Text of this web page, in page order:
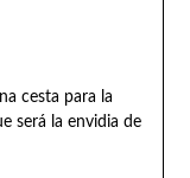
cesta para la
será la envidia de